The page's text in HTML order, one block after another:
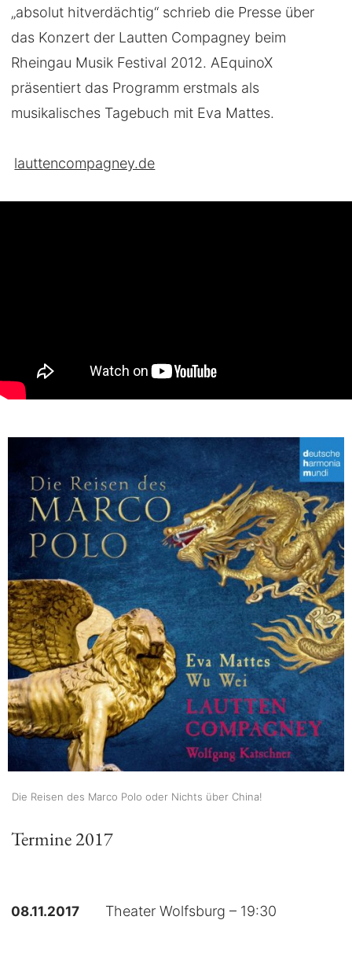
„absolut hitverdächtig“ schrieb die Presse über
das Konzert der Lautten Compagney beim
Rheingau Musik Festival 2012. AEquinoX
präsentiert das Programm erstmals als
musikalisches Tagebuch mit Eva Mattes.
lauttencompagney.de
Die Reisen des Marco Polo oder Nichts über China!
Termine 2017
08.11.2017 Theater Wolfsburg – 19:30